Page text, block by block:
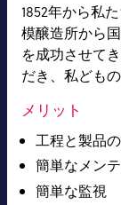
1852年から私
模醸造所から
を成功させて
だき、私ども
メリット
工程と製品
簡単なメン
簡単な監視